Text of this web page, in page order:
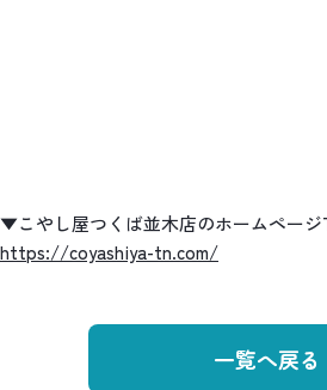
▼こやし屋つくば並木店のホームページ
https://coyashiya-tn.com/
一覧へ戻る